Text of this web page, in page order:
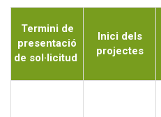
Termini de
presentació
de sol·licitud
Inici dels
projectes